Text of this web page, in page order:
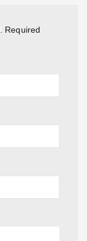
Required